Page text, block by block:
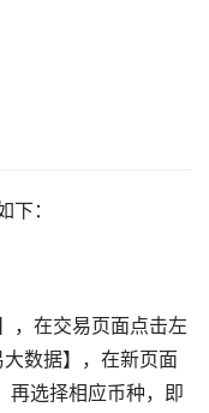
下：
，在交易页面点击左
数据】，在新页面
再选择相应币种，即